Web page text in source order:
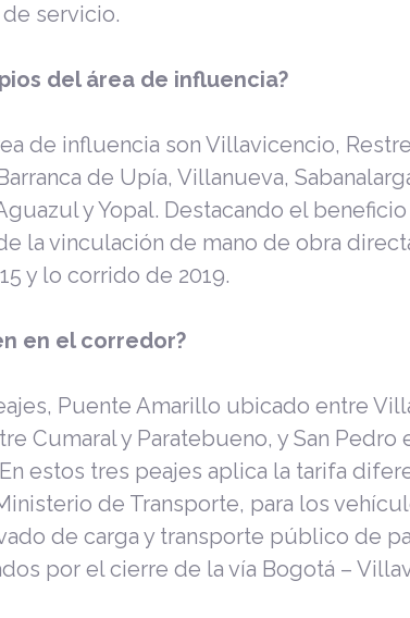
servicio.
del área de influencia?
de influencia son Villavicencio,
de Upía, Villanueva,
y Yopal. Destacando el
la vinculación de mano de obra
y lo corrido de 2019.
en el corredor?
Puente Amarillo ubicado entre
Cumaral y Paratebueno, y San Pedro
estos tres peajes aplica la tarifa
de Transporte, para los
de carga y transporte público de
por el cierre de la vía Bogotá –